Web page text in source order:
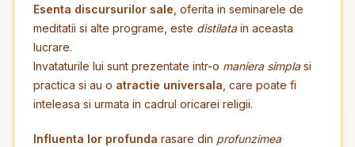
Esenta discursurilor sale , oferita in seminarele de
meditatii si alte programe, este distilatain aceasta
lucrare.
Invataturile lui sunt prezentate intr-o maniera simplasi
practica si au o atractie universala , care poate fi
inteleasa si urmata in cadrul oricarei religii.
Influenta lor profunda rasare din profunzimea